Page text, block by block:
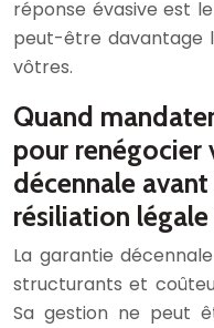
réponse évasive est
peut-être davantage
vôtres.
Quand
pour renégocier
décennale
résiliation légale
La garantie
structurants et
Sa gestion ne peut